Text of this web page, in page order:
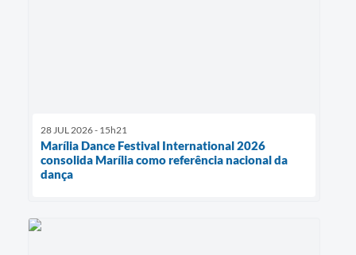
28 JUL 2026 - 15h21
Marília Dance Festival International 2026
consolida Marília como referência nacional da
dança